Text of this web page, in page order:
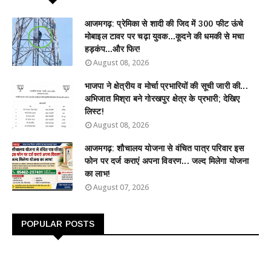
आजमगढ़: प्रेमिका से शादी की जिद में 300 फीट ऊंचे
मोबाइल टावर पर चढ़ा युवक...कूदने की धमकी से मचा
हड़कंप...और फिर!
August 08, 2026
भाजपा ने क्षेत्रीय व मोर्चा प्रभारियों की सूची जारी की...
अभिजात मिश्रा बने गोरखपुर क्षेत्र के प्रभारी; देखिए
लिस्ट!
August 08, 2026
आजमगढ़: शौचालय योजना से वंचित पात्र परिवार इस
फोन पर दर्ज कराएं अपना विवरण... जल्द मिलेगा योजना
का लाभ!
August 07, 2026
POPULAR POSTS